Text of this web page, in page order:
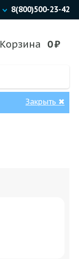
8(800)500-23-42
Корзина 0₽
Закрыть ✖